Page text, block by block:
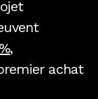
,
achat